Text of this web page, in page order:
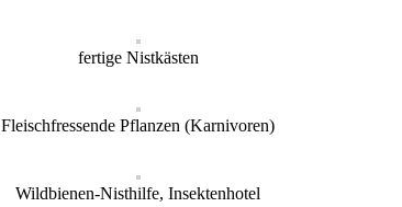
fertige Nistkästen
Fleischfressende Pflanzen (Karnivoren)
Wildbienen-Nisthilfe, Insektenhotel